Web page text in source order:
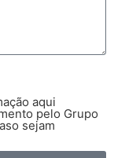
aqui
pelo Grupo
sejam